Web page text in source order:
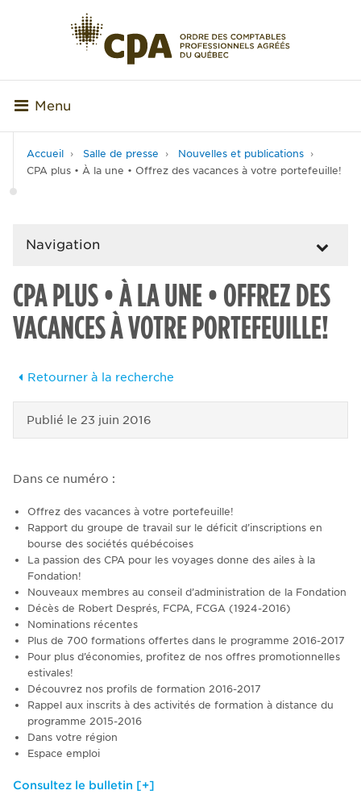
Menu
Accueil Salle de presse
Nouvelles et publications
CPA plus • À la une • Offrez des vacances à votre portefeuille!
Navigation
CPA PLUS • À LA UNE • OFFREZ DES
VACANCES À VOTRE PORTEFEUILLE!
Retourner à la recherche
Publié le 23 juin 2016
Dans ce numéro :
Offrez des vacances à votre portefeuille!
Rapport du groupe de travail sur le déficit d’inscriptions en
bourse des sociétés québécoises
La passion des CPA pour les voyages donne des ailes à la
Fondation!
Nouveaux membres au conseil d’administration de la Fondation
Décès de Robert Després, FCPA, FCGA (1924-2016)
Nominations récentes
Plus de 700 formations offertes dans le programme 2016-2017
Pour plus d’économies, profitez de nos offres promotionnelles
estivales!
Découvrez nos profils de formation 2016-2017
Rappel aux inscrits à des activités de formation à distance du
programme 2015-2016
Dans votre région
Espace emploi
Consultez le bulletin [+]